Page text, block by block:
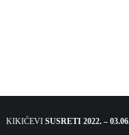
KIKIĆEVI SUSRETI 2022. –